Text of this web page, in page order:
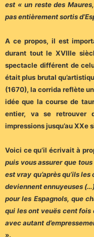
est « un reste des
pas entièrement sortis
A ce propos, il est
durant tout le XVIIIe
spectacle différent de
était plus brutal
(1670), la corrida reflète
idée que la course de
entier, va se retrouver
impressions jusqu’au XXe
Voici ce qu’il écrivait à
puis vous assurer que
est vray qu’après qu’ils
deviennent ennuyeuses
pour les Espagnols, que
qui les ont veuës cent fois
avec autant
».